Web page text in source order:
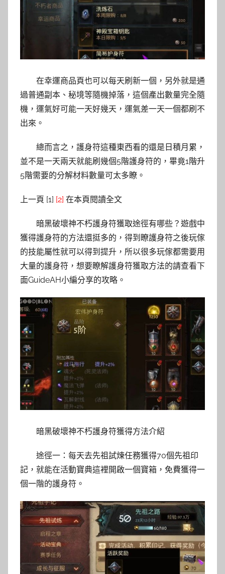
在幸運商品頁也可以每天刷新一個，另外就是通
過普通副本、秘境等隨機掉落，這個產出數量完全隨
機，運氣好可能一天好幾天，運氣差一天一個都刷不
出來。
總而言之，護身符這種東西看的還是日積月累，
並不是一天兩天就能刷幾個5階護身符的，畢竟1階升
5階需要的分解材料數量可太多瞭。
上一頁 [1] [2] 在本頁閱讀全文
暗黑破壞神不朽護身符獲取途徑有哪些？遊戲中
獲得護身符的方法還挺多的，得到瞭護身符之後玩傢
的技能屬性就可以得到提升，所以很多玩傢都需要用
大量的護身符，想要瞭解護身符獲取方法的請查看下
面GuideAH小編分享的攻略。
暗黑破壞神不朽護身符獲得方法介紹
途徑一：每天去先祖試煉任務獲得70個先祖印
記，就能在活動寶典這裡開啟一個寶箱，免費獲得一
個一階的護身符。